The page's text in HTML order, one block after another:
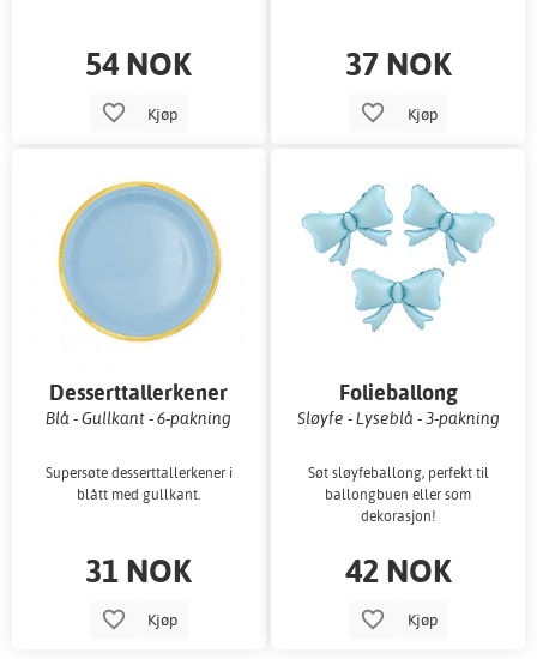
54 NOK
Kjøp
37 NOK
Kjøp
Desserttallerkener
Blå - Gullkant - 6-pakning
Supersøte desserttallerkener i
blått med gullkant.
31 NOK
Kjøp
Folieballong
Sløyfe - Lyseblå - 3-pakning
Søt sløyfeballong, perfekt til
ballongbuen eller som
dekorasjon!
42 NOK
Kjøp